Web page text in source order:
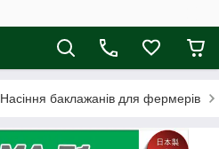
Насіння баклажанів для фермерів